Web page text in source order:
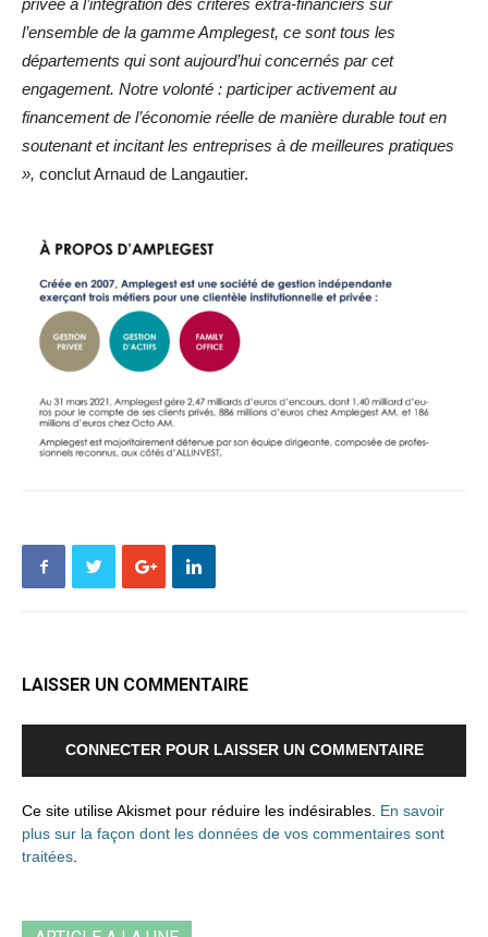
privée à l’intégration des critères extra-financiers sur
l’ensemble de la gamme Amplegest, ce sont tous les
départements qui sont aujourd’hui concernés par cet
engagement. Notre volonté : participer activement au
financement de l’économie réelle de manière durable tout en
soutenant et incitant les entreprises à de meilleures pratiques
», conclut Arnaud de Langautier.
LAISSER UN COMMENTAIRE
CONNECTER POUR LAISSER UN COMMENTAIRE
Ce site utilise Akismet pour réduire les indésirables. En savoir
plus sur la façon dont les données de vos commentaires sont
traitées.